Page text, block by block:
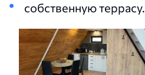
собственную террасу.